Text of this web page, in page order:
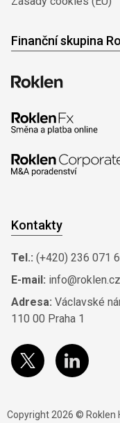
Finanční skupina
Kontakty
Tel.: (+420) 236 071
E-mail: info@roklen.cz
Adresa: Václavské
110 00 Praha 1
Copyright 2026 © Roklen